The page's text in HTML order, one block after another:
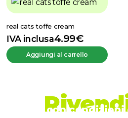
real cats toffe cream
4.99€
IVA inclusa
Aggiungi al carrello
Diventa
con condizioni